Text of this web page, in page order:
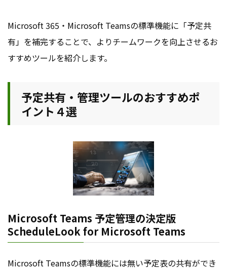
Microsoft 365・Microsoft Teamsの標準機能に「予定共
有」を補完することで、よりチームワークを向上させるお
すすめツールを紹介します。
予定共有・管理ツールのおすすめポ
イント４選
Microsoft Teams 予定管理の決定版
ScheduleLook for Microsoft Teams
Microsoft Teamsの標準機能には無い予定表の共有ができ